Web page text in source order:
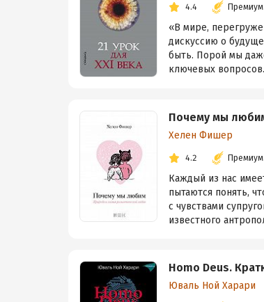
4.4 Премиум
«В мире,
дискуссию о
быть. Порой мы
ключевых
Почему мы
Хелен Фишер
4.2 Премиум
Каждый из нас
пытаются понять,
с чувствами
известного
Homo Deus.
Юваль Ной Харари